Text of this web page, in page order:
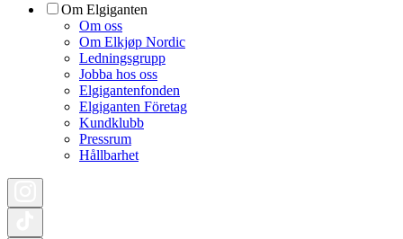
Om Elgiganten
Om oss
Om Elkjøp Nordic
Ledningsgrupp
Jobba hos oss
Elgigantenfonden
Elgiganten Företag
Kundklubb
Pressrum
Hållbarhet